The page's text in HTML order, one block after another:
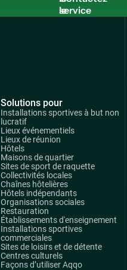
service
Solutions pour
Installations sportives à but non
lucratif
Lieux événementiels
Lieux de réunion
Hôtels
Maisons de quartier
Sites de sport de raquette
Collectivités locales
Chaînes hôtelières
Hôtels indépendants
Organisations sociales
Restauration
Établissements d'enseignement
Installations sportives
commerciales
Sites de loisirs et de détente
Centres culturels
Façons d’utiliser Aqqo